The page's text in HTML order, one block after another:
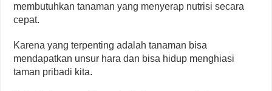
membutuhkan tanaman yang menyerap nutrisi secara
cepat.
Karena yang terpenting adalah tanaman bisa
mendapatkan unsur hara dan bisa hidup menghiasi
taman pribadi kita.